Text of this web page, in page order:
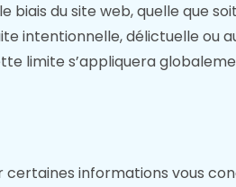
du site web, quelle que
intentionnelle, délictuelle ou
limite s’appliquera
informations vous